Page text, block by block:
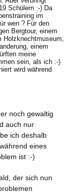
Schülern :-) Da
im
wen ? Für den
Bergtour, einem
einem
meine
sein, als ich :-)
wird während
noch gewaltig
auch nur
ich deshalb
eines
ist :-)
der sich nun